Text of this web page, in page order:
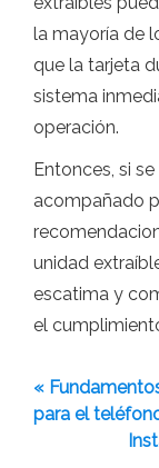
la mayoría de
que la tarjeta
sistema
operación.
Entonces, si
acompañado
unidad
escatima y
el
«
para el